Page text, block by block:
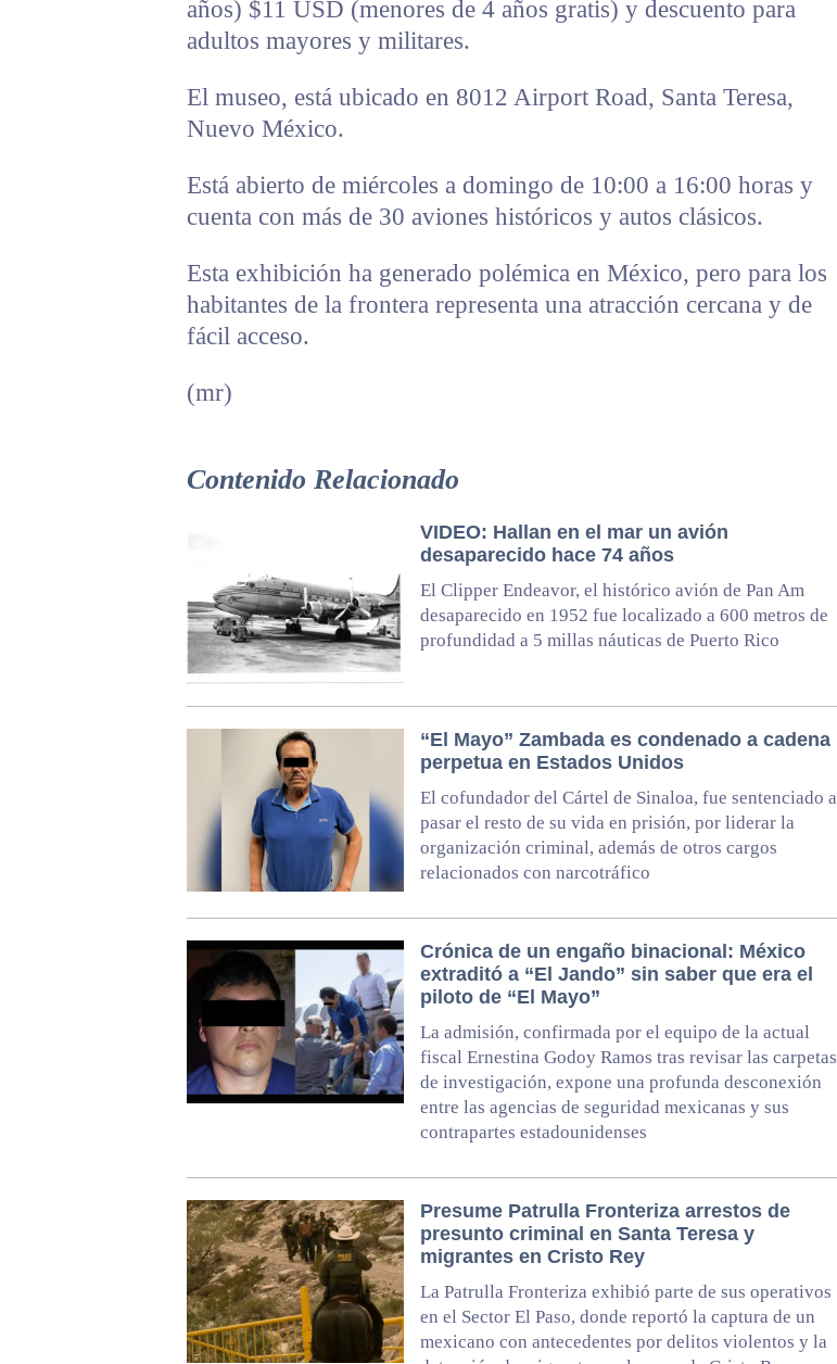
años) $11 USD (menores de 4 años gratis) y descuento para
adultos mayores y militares.
El museo, está ubicado en 8012 Airport Road, Santa Teresa,
Nuevo México.
Está abierto de miércoles a domingo de 10:00 a 16:00 horas y
cuenta con más de 30 aviones históricos y autos clásicos.
Esta exhibición ha generado polémica en México, pero para los
habitantes de la frontera representa una atracción cercana y de
fácil acceso.
(mr)
Contenido Relacionado
VIDEO: Hallan en el mar un avión
desaparecido hace 74 años
El Clipper Endeavor, el histórico avión de Pan Am
desaparecido en 1952 fue localizado a 600 metros de
profundidad a 5 millas náuticas de Puerto Rico
“El Mayo” Zambada es condenado a cadena
perpetua en Estados Unidos
El cofundador del Cártel de Sinaloa, fue sentenciado a
pasar el resto de su vida en prisión, por liderar la
organización criminal, además de otros cargos
relacionados con narcotráfico
Crónica de un engaño binacional: México
extraditó a “El Jando” sin saber que era el
piloto de “El Mayo”
La admisión, confirmada por el equipo de la actual
fiscal Ernestina Godoy Ramos tras revisar las carpetas
de investigación, expone una profunda desconexión
entre las agencias de seguridad mexicanas y sus
contrapartes estadounidenses
Presume Patrulla Fronteriza arrestos de
presunto criminal en Santa Teresa y
migrantes en Cristo Rey
La Patrulla Fronteriza exhibió parte de sus operativos
en el Sector El Paso, donde reportó la captura de un
mexicano con antecedentes por delitos violentos y la